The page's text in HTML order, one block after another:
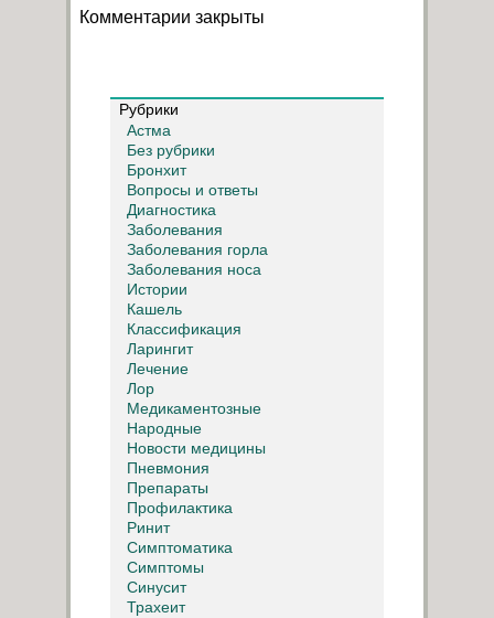
Комментарии закрыты
Рубрики
Астма
Без рубрики
Бронхит
Вопросы и ответы
Диагностика
Заболевания
Заболевания горла
Заболевания носа
Истории
Кашель
Классификация
Ларингит
Лечение
Лор
Медикаментозные
Народные
Новости медицины
Пневмония
Препараты
Профилактика
Ринит
Симптоматика
Симптомы
Синусит
Трахеит